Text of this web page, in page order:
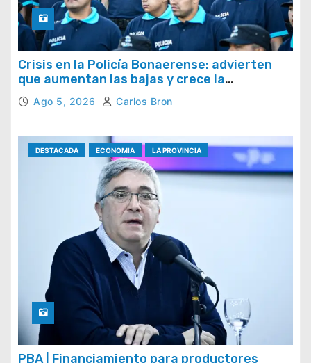
Crisis en la Policía Bonaerense: advierten
que aumentan las bajas y crece la
preocupación por la pérdida de efectivos
Ago 5, 2026 Carlos Bron
DESTACADA ECONOMIA LA PROVINCIA
PBA | Financiamiento para productores